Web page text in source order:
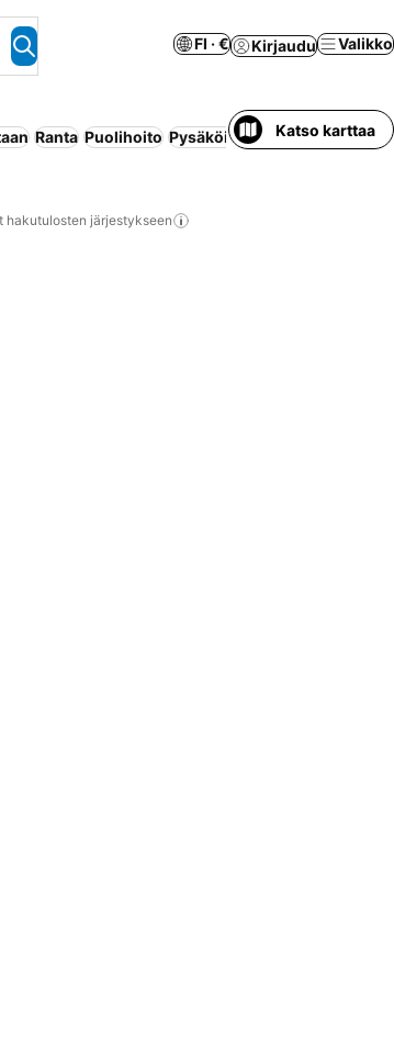
FI · € Kirjaudu Valikko
Ranta Puolihoito Pysäköinti Huoneisto
Katso karttaa
hakutulosten järjestykseen